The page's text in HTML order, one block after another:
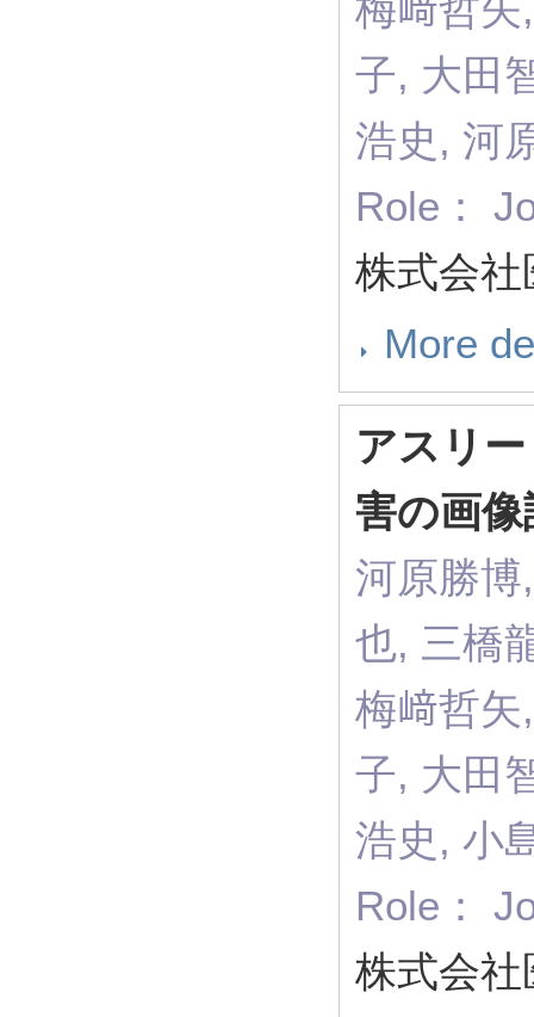
子, 大田
浩史, 河
Role：
株式会
More
アスリ
害の画
河原勝
也, 三橋
梅﨑哲
子, 大田
浩史, 小
Role：
株式会